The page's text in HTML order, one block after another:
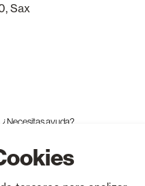
Sax
¿Necesitas ayuda?